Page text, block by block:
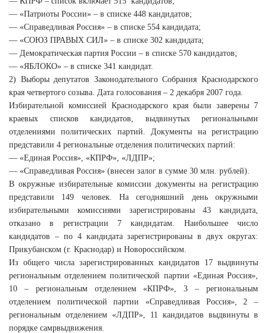
— «Патриоты России» – в списке 448 кандидатов;
— «Справедливая Россия» – в списке 554 кандидата;
— «СОЮЗ ПРАВЫХ СИЛ» – в списке 302 кандидата;
— Демократическая партия России – в списке 570 кандидатов;
— «ЯБЛОКО» – в списке 341 кандидат.
2) Выборы депутатов Законодательного Собрания Краснодарского
края четвертого созыва. Дата голосования – 2 декабря 2007 года.
Избирательной комиссией Краснодарского края были заверены 7
краевых списков кандидатов, выдвинутых региональными
отделениями политических партий. Документы на регистрацию
представили 4 региональные отделения политических партий:
— «Единая Россия», «КПРФ», «ЛДПР»;
— «Справедливая Россия» (внесен залог в сумме 30 млн. рублей).
В окружные избирательные комиссии документы на регистрацию
представили 149 человек. На сегодняшний день окружными
избирательными комиссиями зарегистрированы 43 кандидата,
отказано в регистрации 7 кандидатам. Наибольшее число
кандидатов – по 4 кандидата зарегистрированы в двух округах:
Прикубанском (г. Краснодар) и Новороссийском.
Из общего числа зарегистрированных кандидатов 17 выдвинуты
региональным отделением политической партии «Единая Россия»,
10 – региональным отделением «КПРФ», 3 – региональным
отделением политической партии «Справедливая Россия», 2 –
региональным отделением «ЛДПР», 11 кандидатов выдвинуты в
порядке самрвыдвижения.